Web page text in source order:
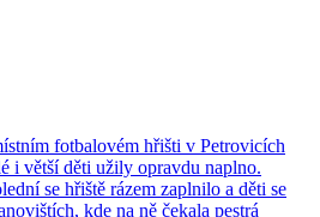
fotbalovém hřišti v Petrovicích
i větší děti užily opravdu naplno.
se hřiště rázem zaplnilo a děti se
kde na ně čekala pestrá